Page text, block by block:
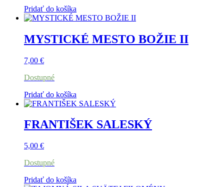
Pridať do košíka
MYSTICKÉ MESTO BOŽIE II
7,00 €
Dostupné
Pridať do košíka
FRANTIŠEK SALESKÝ
5,00 €
Dostupné
Pridať do košíka